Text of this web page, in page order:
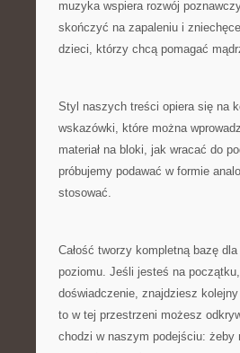
muzyka wspiera rozwój
skończyć na zapaleniu i
dzieci, którzy chcą pomagać
Styl naszych treści opiera się na
wskazówki, które można
materiał na bloki, jak wracać do
próbujemy podawać w formie
stosować.
Całość tworzy kompletną bazę
poziomu. Jeśli jesteś na
doświadczenie, znajdziesz
to w tej przestrzeni możesz
chodzi w naszym podejściu: żeby